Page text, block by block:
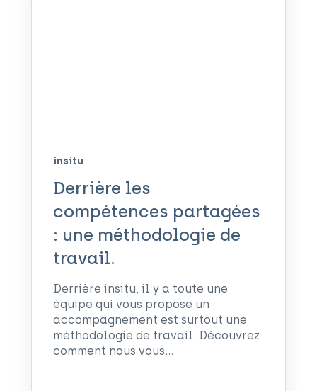
insitu
Derrière les
compétences partagées
: une méthodologie de
travail.
Derrière insitu, il y a toute une
équipe qui vous propose un
accompagnement est surtout une
méthodologie de travail. Découvrez
comment nous vous...